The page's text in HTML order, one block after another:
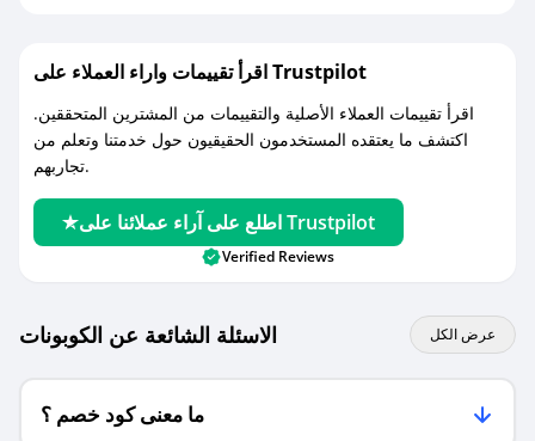
اقرأ تقييمات واراء العملاء على Trustpilot
اقرأ تقييمات العملاء الأصلية والتقييمات من المشترين المتحققين.
اكتشف ما يعتقده المستخدمون الحقيقيون حول خدمتنا وتعلم من
تجاربهم.
اطلع على آراء عملائنا على Trustpilot
Verified Reviews
الاسئلة الشائعة عن الكوبونات عرض الكل
ما معنى كود خصم ؟